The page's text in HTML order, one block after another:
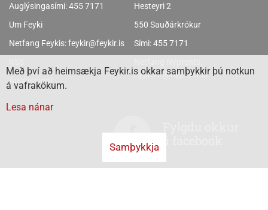
Auglýsingasími:455 7171
Um Feyki
Netfang Feykis:feykir@feykir.is
Auglýsingar
Hesteyri 2
550 Sauðárkrókur
Sími:455 7171
nyprent@nyprent.is
Með því að heimsækja Feykir.is okkar samþykkir þú notkun
á vafrakökum.
Lesa nánar
Samþykkja